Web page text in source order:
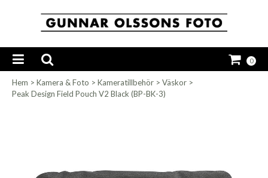
0
Hem > Kamera & Foto > Kameratillbehör > Väskor >
Peak Design Field Pouch V2 Black (BP-BK-3)